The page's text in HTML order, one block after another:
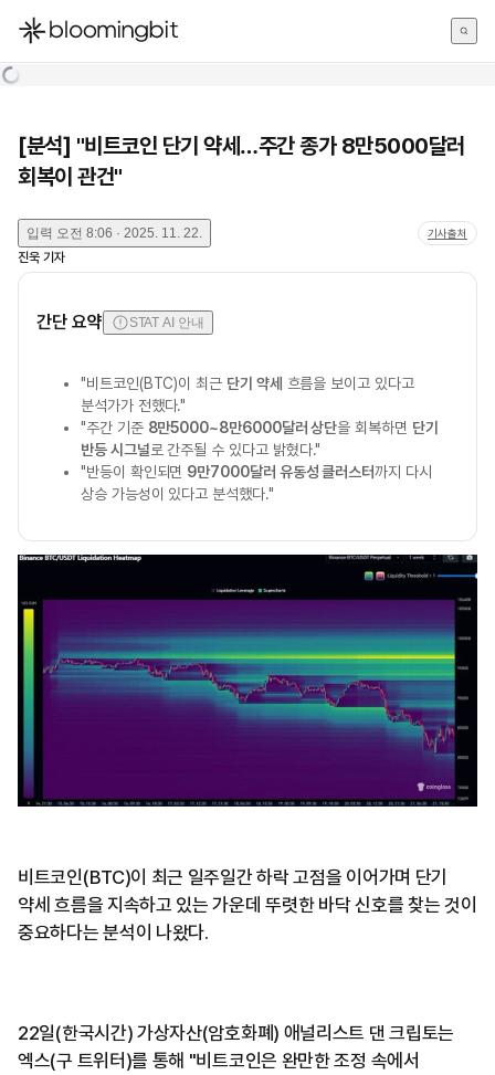
한국어
[분석] "비트코인 단기 약세…주간 종가 8만5000달러
회복이 관건"
입력 오전 8:06 · 2025. 11. 22. 기사출처
진욱 기자
간단 요약 STAT AI 안내
"비트코인(BTC)이 최근 단기 약세
흐름을 보이고 있다고
분석가가 전했다."
"주간 기준 8만5000~8만6000달러 상단을 회복하면 단기
반등 시그널로 간주될 수 있다고 밝혔다."
"반등이 확인되면 9만7000달러 유동성 클러스터까지 다시
상승 가능성이 있다고 분석했다."
비트코인(BTC)이 최근 일주일간 하락 고점을 이어가며 단기
약세 흐름을 지속하고 있는 가운데 뚜렷한 바닥 신호를 찾는 것이
중요하다는 분석이 나왔다.
22일(한국시간) 가상자산(암호화폐) 애널리스트 댄 크립토는
엑스(구 트위터)를 통해 "비트코인은 완만한 조정 속에서